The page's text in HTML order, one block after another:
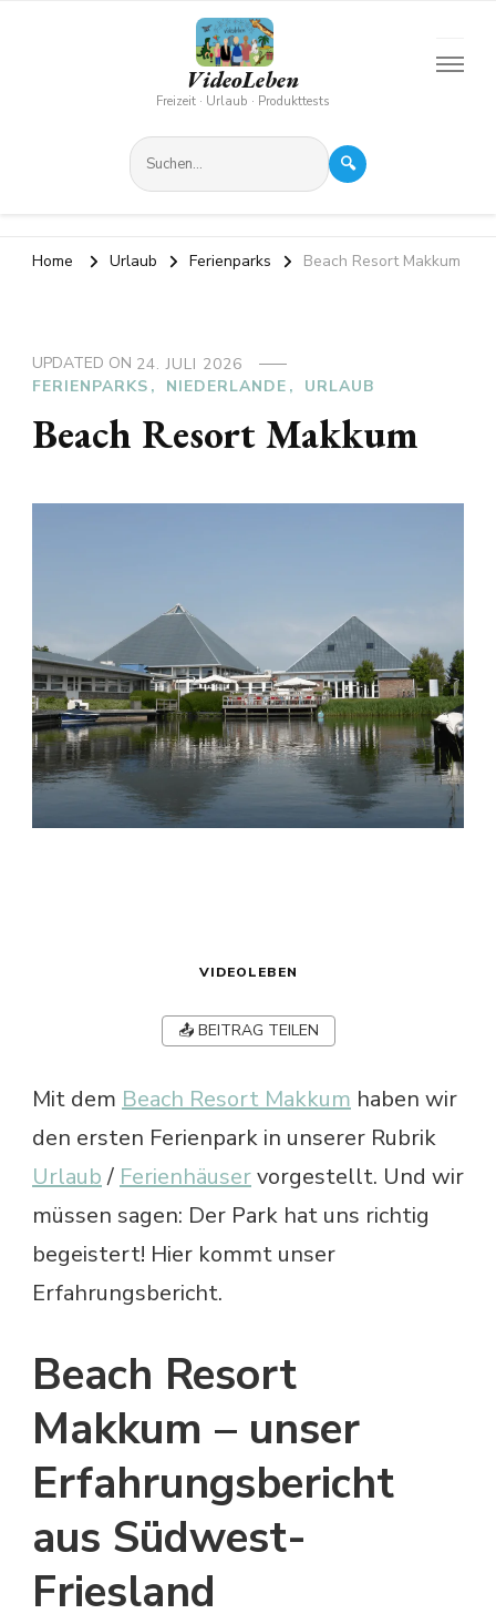
VideoLeben
Freizeit · Urlaub · Produkttests
🔍
Home Urlaub Ferienparks Beach Resort Makkum
UPDATED ON 24. JULI 2026
FERIENPARKS
NIEDERLANDE URLAUB
Beach Resort Makkum
VIDEOLEBEN
📤 BEITRAG TEILEN
Mit dem Beach Resort Makkum haben wir
den ersten Ferienpark in unserer Rubrik
Urlaub/ Ferienhäuservorgestellt. Und wir
müssen sagen: Der Park hat uns richtig
begeistert! Hier kommt unser
Erfahrungsbericht.
Beach Resort
Makkum – unser
Erfahrungsbericht
aus Südwest-
Friesland